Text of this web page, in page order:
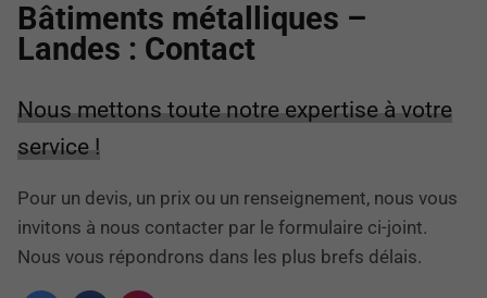
Bâtiments métalliques –
Landes : Contact
Nous mettons toute notre expertise à votre
service !
Pour un devis, un prix ou un renseignement, nous vous
invitons à nous contacter par le formulaire ci-joint.
Nous vous répondrons dans les plus brefs délais.